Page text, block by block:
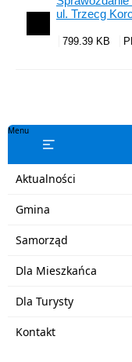
ul. Trzecg
799.39 KB
Menu
Aktualności
Gmina
Samorząd
Dla Mieszkańca
Dla Turysty
Kontakt